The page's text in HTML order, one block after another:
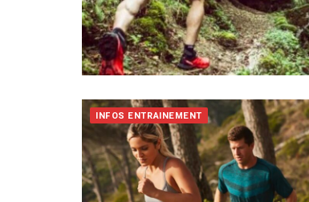
INFOS ENTRAINEMENT